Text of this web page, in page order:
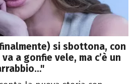
si sbottona, con
a gonfie vele, ma c’è un